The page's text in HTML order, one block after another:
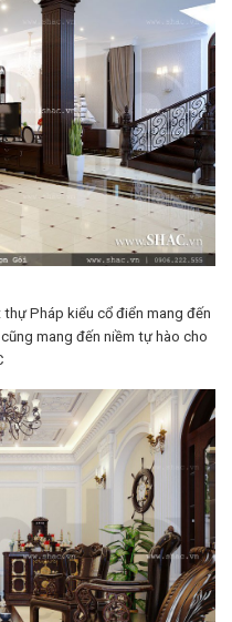
Pháp kiểu cổ điển mang đến
mang đến niềm tự hào cho